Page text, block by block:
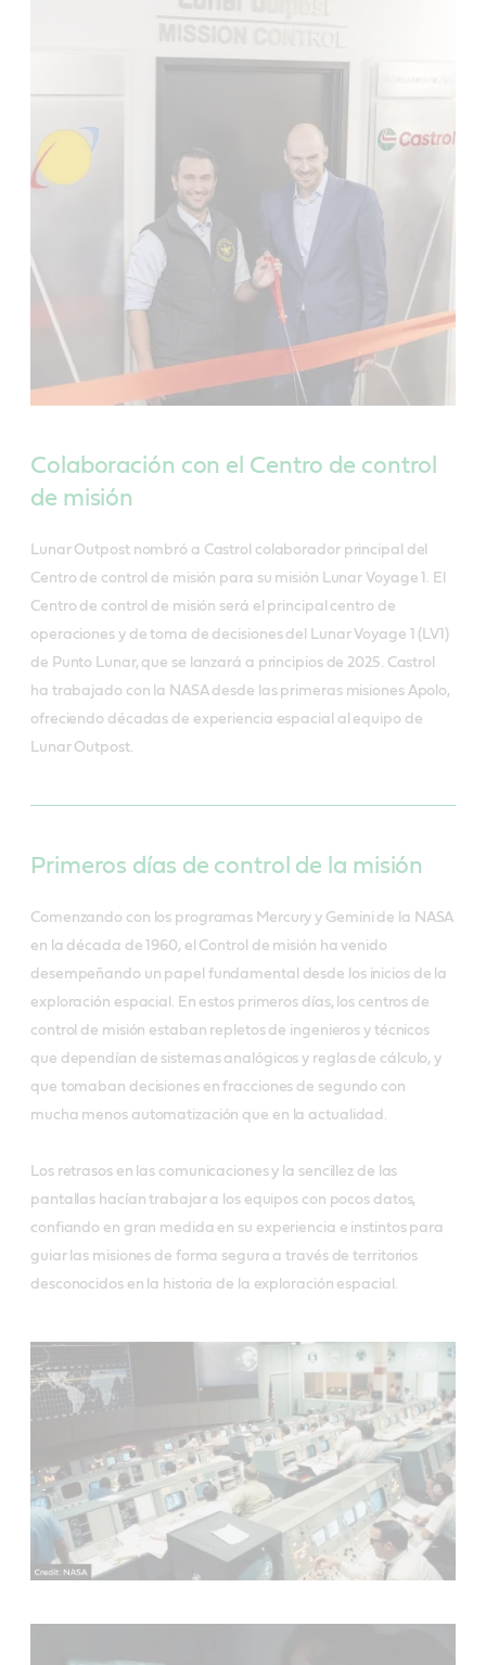
Colaboración con el Centro de control
de misión
Lunar Outpost nombró a Castrol colaborador principal del
Centro de control de misión para su misión Lunar Voyage 1. El
Centro de control de misión será el principal centro de
operaciones y de toma de decisiones del Lunar Voyage 1 (LV1)
de Punto Lunar, que se lanzará a principios de 2025. Castrol
ha trabajado con la NASA desde las primeras misiones Apolo,
ofreciendo décadas de experiencia espacial al equipo de
Lunar Outpost.
Primeros días de control de la misión
Comenzando con los programas Mercury y Gemini de la NASA
en la década de 1960, el Control de misión ha venido
desempeñando un papel fundamental desde los inicios de la
exploración espacial. En estos primeros días, los centros de
control de misión estaban repletos de ingenieros y técnicos
que dependían de sistemas analógicos y reglas de cálculo, y
que tomaban decisiones en fracciones de segundo con
mucha menos automatización que en la actualidad.
Los retrasos en las comunicaciones y la sencillez de las
pantallas hacían trabajar a los equipos con pocos datos,
confiando en gran medida en su experiencia e instintos para
guiar las misiones de forma segura a través de territorios
desconocidos en la historia de la exploración espacial.